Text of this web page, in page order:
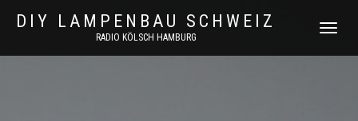
DIY LAMPENBAU SCHWEIZ
RADIO KÖLSCH HAMBURG